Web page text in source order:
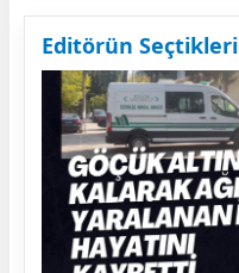
Editörün Seçtikleri